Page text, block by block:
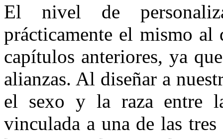
El nivel de
prácticamente el mismo al
capítulos anteriores, ya
alianzas. Al diseñar a
el sexo y la raza entre
vinculada a una de las